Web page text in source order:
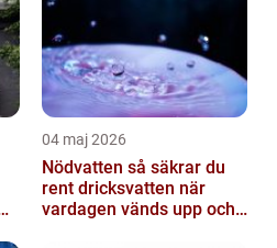
04 maj 2026
Nödvatten så säkrar du
rent dricksvatten när
vardagen vänds upp och